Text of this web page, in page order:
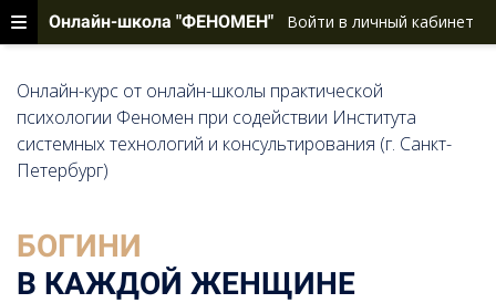
Онлайн-школа "ФЕНОМЕН" Войти в личный кабинет
Онлайн-курс от онлайн-школы практической
психологии Феномен при содействии Института
системных технологий и консультирования (г. Санкт-
Петербург)
БОГИНИ
В КАЖДОЙ ЖЕНЩИНЕ